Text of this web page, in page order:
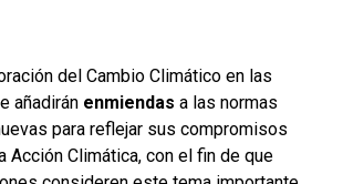
del Cambio Climático en las
añadirán enmiendas a las normas
para reflejar sus compromisos
Acción Climática, con el fin de que